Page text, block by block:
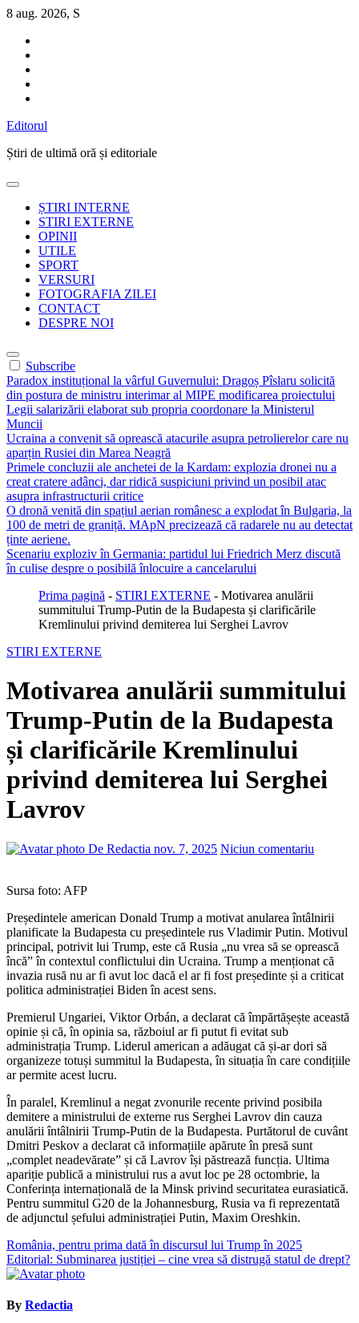
Sari
conținut
8 aug. 2026, S
Editorul
Știri de ultimă oră și editoriale
ȘTIRI INTERNE
STIRI EXTERNE
OPINII
UTILE
SPORT
VERSURI
FOTOGRAFIA ZILEI
CONTACT
DESPRE NOI
Subscribe
Paradox instituțional la vârful Guvernului: Dragoș Pîslaru solicită
din postura de ministru interimar al MIPE modificarea proiectului
Legii salarizării elaborat sub propria coordonare la Ministerul
Muncii
Ucraina a convenit să oprească atacurile asupra petrolierelor care nu
aparțin Rusiei din Marea Neagră
Primele concluzii ale anchetei de la Kardam: explozia dronei nu a
creat cratere adânci, dar ridică suspiciuni privind un posibil atac
asupra infrastructurii critice
O dronă venită din spațiul aerian românesc a explodat în Bulgaria, la
100 de metri de graniță. MApN precizează că radarele nu au detectat
ținte aeriene.
Scenariu exploziv în Germania: partidul lui Friedrich Merz discută
în culise despre o posibilă înlocuire a cancelarului
Prima pagină - STIRI EXTERNE - Motivarea anulării
summitului Trump-Putin de la Budapesta și clarificările
Kremlinului privind demiterea lui Serghei Lavrov
STIRI EXTERNE
Motivarea anulării summitului
Trump-Putin de la Budapesta
și clarificările Kremlinului
privind demiterea lui Serghei
Lavrov
De Redactia nov. 7, 2025 Niciun comentariu
Sursa foto: AFP
Președintele american Donald Trump a motivat anularea întâlnirii
planificate la Budapesta cu președintele rus Vladimir Putin. Motivul
principal, potrivit lui Trump, este că Rusia „nu vrea să se oprească
încă” în contextul conflictului din Ucraina. Trump a menționat că
invazia rusă nu ar fi avut loc dacă el ar fi fost președinte și a criticat
politica administrației Biden în acest sens.
Premierul Ungariei, Viktor Orbán, a declarat că împărtășește această
opinie și că, în opinia sa, războiul ar fi putut fi evitat sub
administrația Trump. Liderul american a adăugat că și-ar dori să
organizeze totuși summitul la Budapesta, în situația în care condițiile
ar permite acest lucru.
În paralel, Kremlinul a negat zvonurile recente privind posibila
demitere a ministrului de externe rus Serghei Lavrov din cauza
anulării întâlnirii Trump-Putin de la Budapesta. Purtătorul de cuvânt
Dmitri Peskov a declarat că informațiile apărute în presă sunt
„complet neadevărate” și că Lavrov își păstrează funcția. Ultima
apariție publică a ministrului rus a avut loc pe 28 octombrie, la
Conferința internațională de la Minsk privind securitatea eurasiatică.
Pentru summitul G20 de la Johannesburg, Rusia va fi reprezentată
de adjunctul șefului administrației Putin, Maxim Oreshkin.
Navigare
în
România, pentru prima dată în discursul lui Trump în 2025
Editorial: Subminarea justiției – cine vrea să distrugă statul de drept?
By Redactia